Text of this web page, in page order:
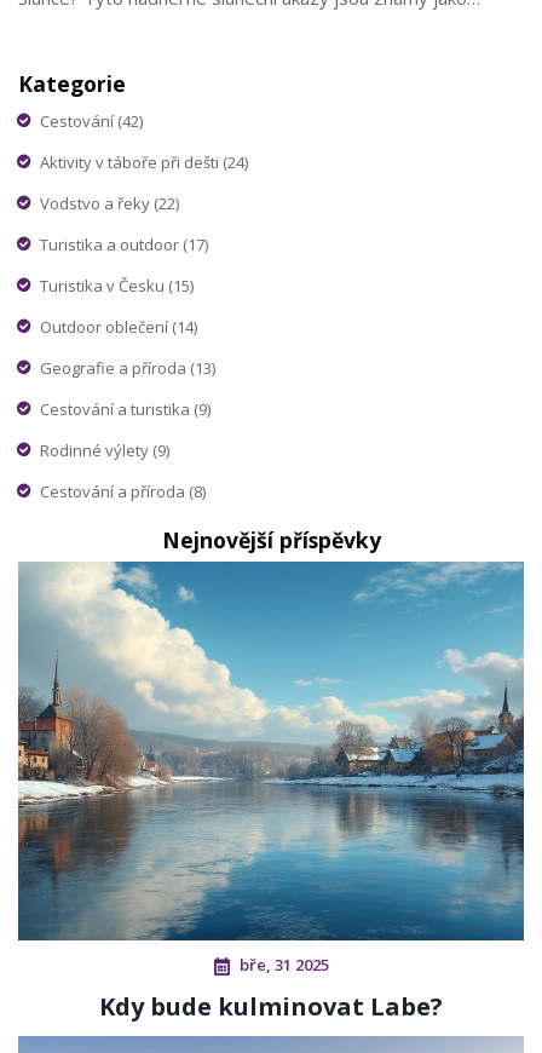
prozkoumat, co to sluneční prominence vlastně jsou, jak
vznikají a proč bychom si na ně měli dávat pozor. Je to téma,
rozzáří oblohu!
Kategorie
Cestování (42)
Aktivity v táboře při dešti (24)
Vodstvo a řeky (22)
Turistika a outdoor (17)
Turistika v Česku (15)
Outdoor oblečení (14)
Geografie a příroda (13)
Cestování a turistika (9)
Rodinné výlety (9)
Cestování a příroda (8)
Nejnovější příspěvky
bře, 31 2025
Kdy bude kulminovat Labe?